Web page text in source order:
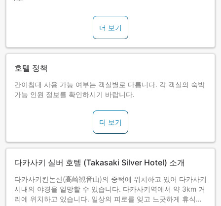
더 보기
호텔 정책
간이침대 사용 가능 여부는 객실별로 다릅니다. 각 객실의 숙박
가능 인원 정보를 확인하시기 바랍니다.
더 보기
다카사키 실버 호텔 (Takasaki Silver Hotel) 소개
다카사키칸논산(高崎観音山)의 중턱에 위치하고 있어 다카사키
시내의 야경을 일망할 수 있습니다. 다카사키역에서 약 3km 거
리에 위치하고 있습니다. 일상의 피로를 잊고 느긋하게 휴식을